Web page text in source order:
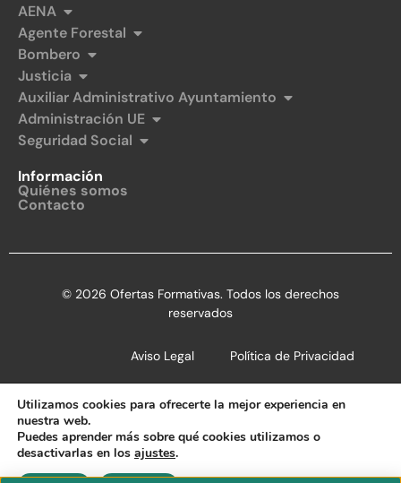
AENA
Agente Forestal
Bombero
Justicia
Auxiliar Administrativo Ayuntamiento
Administración UE
Seguridad Social
Información
Quiénes somos
Contacto
© 2026 Ofertas Formativas. Todos los derechos
reservados
Aviso Legal Política de Privacidad
Política de Cookies
Utilizamos cookies para ofrecerte la mejor experiencia en
nuestra web.
Puedes aprender más sobre qué cookies utilizamos o
desactivarlas en los ajustes.